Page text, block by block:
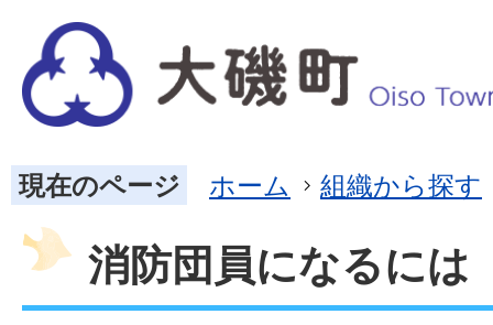
現在のページ ホーム 組織から探す
消防団員になるには